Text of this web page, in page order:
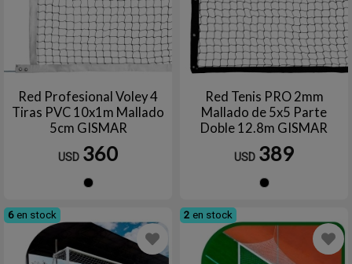
Red Profesional Voley 4
Tiras PVC 10x1m Mallado
5cm GISMAR
USD 360
Red Tenis PRO 2mm
Mallado de 5x5 Parte
Doble 12.8m GISMAR
USD 389
6 en stock 2 en stock